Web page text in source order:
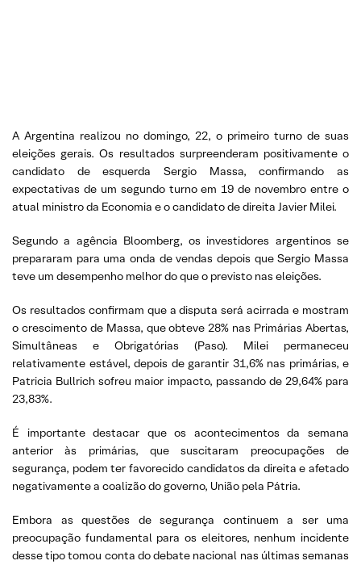
A Argentina realizou no domingo, 22, o primeiro turno de suas
eleições gerais. Os resultados surpreenderam positivamente o
candidato de esquerda Sergio Massa, confirmando as
expectativas de um segundo turno em 19 de novembro entre o
atual ministro da Economia e o candidato de direita Javier Milei.
Segundo a agência Bloomberg, os investidores argentinos se
prepararam para uma onda de vendas depois que Sergio Massa
teve um desempenho melhor do que o previsto nas eleições.
Os resultados confirmam que a disputa será acirrada e mostram
o crescimento de Massa, que obteve 28% nas Primárias Abertas,
Simultâneas e Obrigatórias (Paso). Milei permaneceu
relativamente estável, depois de garantir 31,6% nas primárias, e
Patricia Bullrich sofreu maior impacto, passando de 29,64% para
23,83%.
É importante destacar que os acontecimentos da semana
anterior às primárias, que suscitaram preocupações de
segurança, podem ter favorecido candidatos da direita e afetado
negativamente a coalizão do governo, União pela Pátria.
Embora as questões de segurança continuem a ser uma
preocupação fundamental para os eleitores, nenhum incidente
desse tipo tomou conta do debate nacional nas últimas semanas